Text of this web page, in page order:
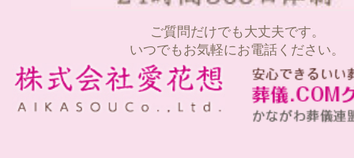
ご質問だけでも大丈夫です。
いつでもお気軽にお電話ください。